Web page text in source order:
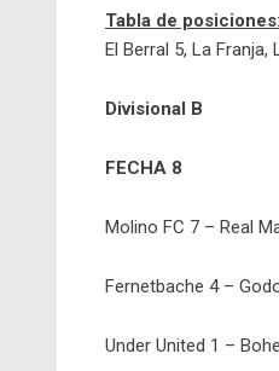
Tabla de posiciones:
El Berral 5, La Franja,
Divisional B
FECHA 8
Molino FC 7 – Real
Fernetbache 4 –
Under United 1 –